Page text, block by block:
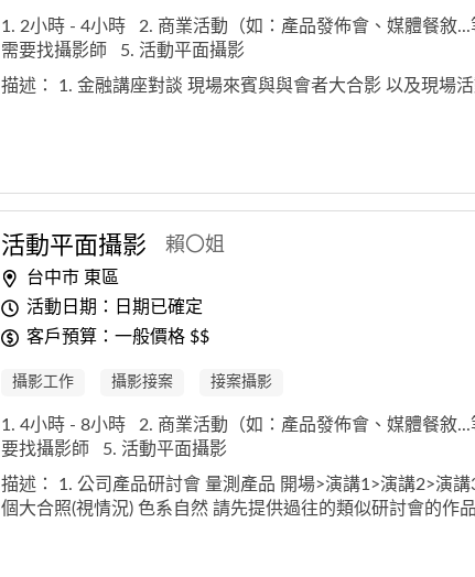
1. 2小時 - 4小時 2. 商業活動（如：產品發佈會、媒體餐敘...
需要找攝影師
5. 活動平面攝影
描述： 1. 金融講座對談 現場來賓與與會者大合影 以及現場
活動平面攝影 賴〇姐
台中市 東區
活動日期：日期已確定
客戶預算：一般價格 $$
攝影工作 攝影接案 接案攝影
1. 4小時 - 8小時 2. 商業活動（如：產品發佈會、媒體餐敘...
要找攝影師
5. 活動平面攝影
描述： 1. 公司產品研討會 量測產品 開場>演講1>演講2>演
個大合照(視情況) 色系自然 請先提供過往的類似研討會的作